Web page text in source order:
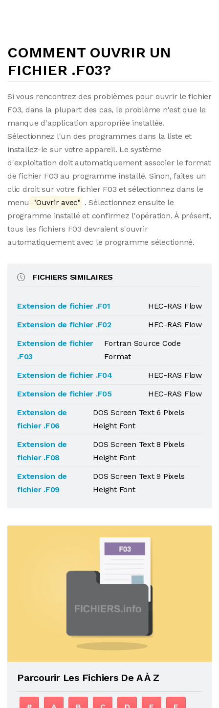
COMMENT OUVRIR UN
FICHIER .F03?
Si vous rencontrez des problèmes pour ouvrir le fichier
F03, dans la plupart des cas, le problème n'est que le
manque d'application appropriée installée.
Sélectionnez l'un des programmes dans la liste et
installez-le sur votre appareil. Le système
d'exploitation doit automatiquement associer le format
de fichier F03 au programme installé. Sinon, faites un
clic droit sur votre fichier F03 et sélectionnez dans le
menu "Ouvrir avec" . Sélectionnez ensuite le
programme installé et confirmez l'opération. À présent,
tous les fichiers F03 devraient s'ouvrir
automatiquement avec le programme sélectionné.
FICHIERS SIMILAIRES
Extension de fichier .F01
HEC-RAS Flow
Extension de fichier .F02
HEC-RAS Flow
Extension de fichier
.F03
Fortran Source Code
Format
Extension de fichier .F04
HEC-RAS Flow
Extension de fichier .F05
HEC-RAS Flow
Extension de
fichier .F06
DOS Screen Text 6 Pixels
Height Font
Extension de
fichier .F08
DOS Screen Text 8 Pixels
Height Font
Extension de
fichier .F09
DOS Screen Text 9 Pixels
Height Font
Parcourir Les Fichiers De A À Z